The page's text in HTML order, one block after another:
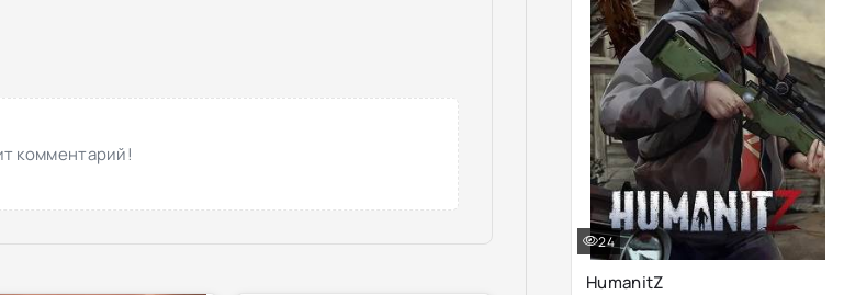
комментарий!
HumanitZ
24